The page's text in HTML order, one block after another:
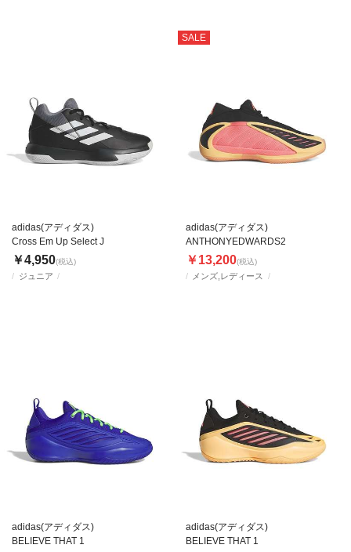
ジュニア
adidas(アディダス)
Cross Em Up Select J
￥4,950(税込)
SALE
メンズ,レディース
adidas(アディダス)
ANTHONYEDWARDS2
￥13,200(税込)
adidas(アディダス)
BELIEVE THAT 1
adidas(アディダス)
BELIEVE THAT 1